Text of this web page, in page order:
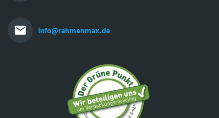
info@rahmenmax.de